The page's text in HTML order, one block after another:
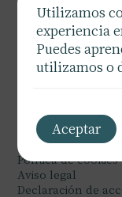
Legal
Política de
Política de cookies
Aviso legal
Declaración de
Utilizamos
experiencia
Puedes
utilizamos o
Aceptar